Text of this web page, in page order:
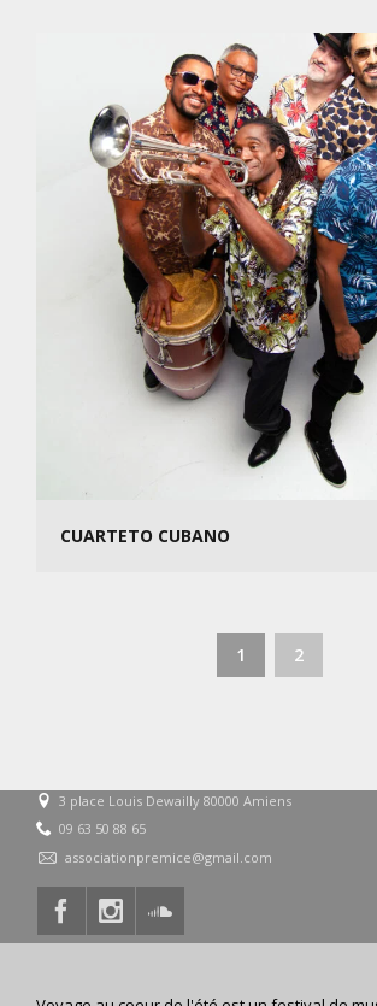
CUARTETO CUBANO
1 2
3 place Louis Dewailly 80000 Amiens
09 63 50 88 65
associationpremice@gmail.com